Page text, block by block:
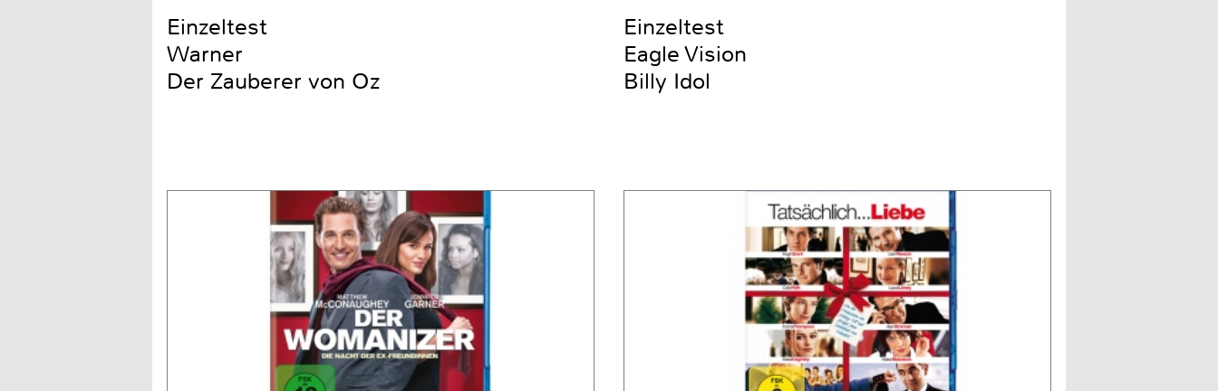
Einzeltest
Warner
Der Zauberer von Oz
Einzeltest
Eagle Vision
Billy Idol